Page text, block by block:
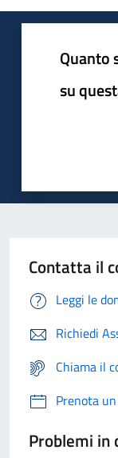
Quanto
su
Contatta il
Leggi le
Richiedi
Chiama il
Prenota
Problemi in